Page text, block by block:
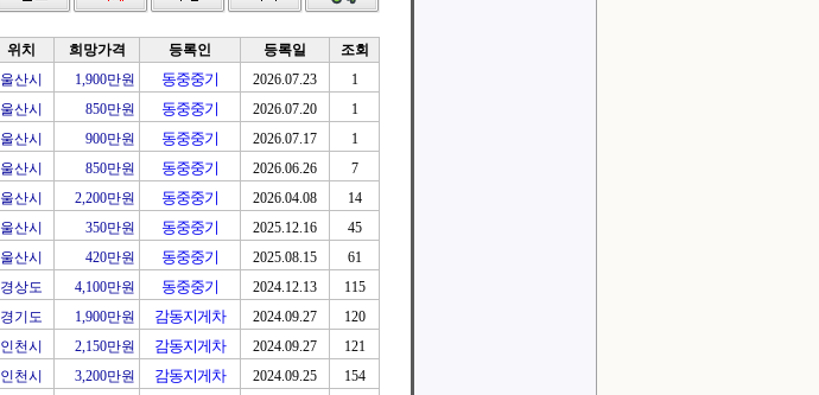
위치 희망가격 등록인 등록일
조회
울산시 1,900만원 동중중기 2026.07.23
1
울산시 850만원 동중중기 2026.07.20
1
울산시 900만원 동중중기 2026.07.17
1
울산시 850만원 동중중기 2026.06.26
7
울산시 2,200만원 동중중기 2026.04.08
14
울산시 350만원 동중중기 2025.12.16
45
울산시 420만원 동중중기 2025.08.15
61
경상도 4,100만원 동중중기 2024.12.13
115
경기도 1,900만원 감동지게차 2024.09.27
120
인천시 2,150만원 감동지게차 2024.09.27
121
인천시 3,200만원 감동지게차 2024.09.25
154